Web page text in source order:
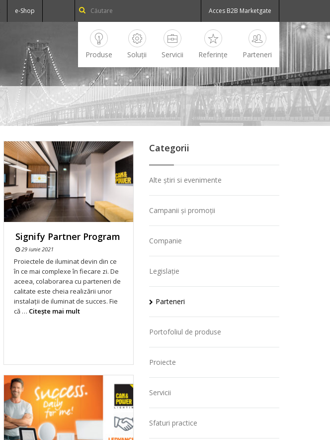
e-Shop Acces B2B Marketgate
Produse Soluții Servicii Referințe Parteneri
Signify Partner Program
29 iunie 2021
Proiectele de iluminat devin din ce
în ce mai complexe în fiecare zi. De
aceea, colaborarea cu parteneri de
calitate este cheia realizării unor
instalații de iluminat de succes. Fie
că … Citeşte mai mult
Categorii
Alte știri si evenimente
Campanii și promoții
Companie
Legislație
Parteneri
Portofoliul de produse
Proiecte
Servicii
Sfaturi practice